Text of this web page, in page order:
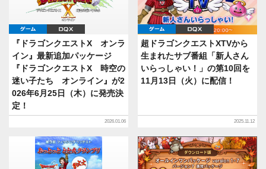
ゲーム
『ドラゴンクエストX オンラ
イン』最新追加パッケージ
『ドラゴンクエストX 時空の
迷い子たち オンライン』が2
026年6月25日（木）に発売決
定！
2026.01.06
ゲーム DQX
超ドラゴンクエストXTVから
生まれたサブ番組「新人さん
いらっしゃい！」の第10回を
11月13日（火）に配信！
2025.11.12